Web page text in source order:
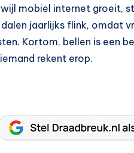
mobiel internet groeit,
jaarlijks flink, omdat
Kortom, bellen is een
rekent erop.